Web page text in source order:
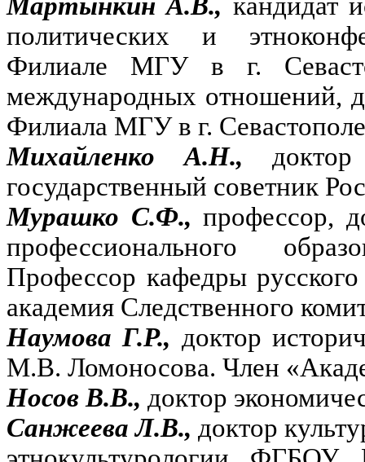
Мартынкин А.В., кандидат
политических и
Филиале МГУ в г.
международных отношений,
Филиала МГУ в г.
Михайленко А.Н.,
государственный советник
Мурашко С.Ф., профессор,
профессионального
Профессор кафедры
академия Следственного
Наумова Г.Р., доктор
М.В. Ломоносова. Член
Носов В.В., доктор
Санжеева Л.В., доктор